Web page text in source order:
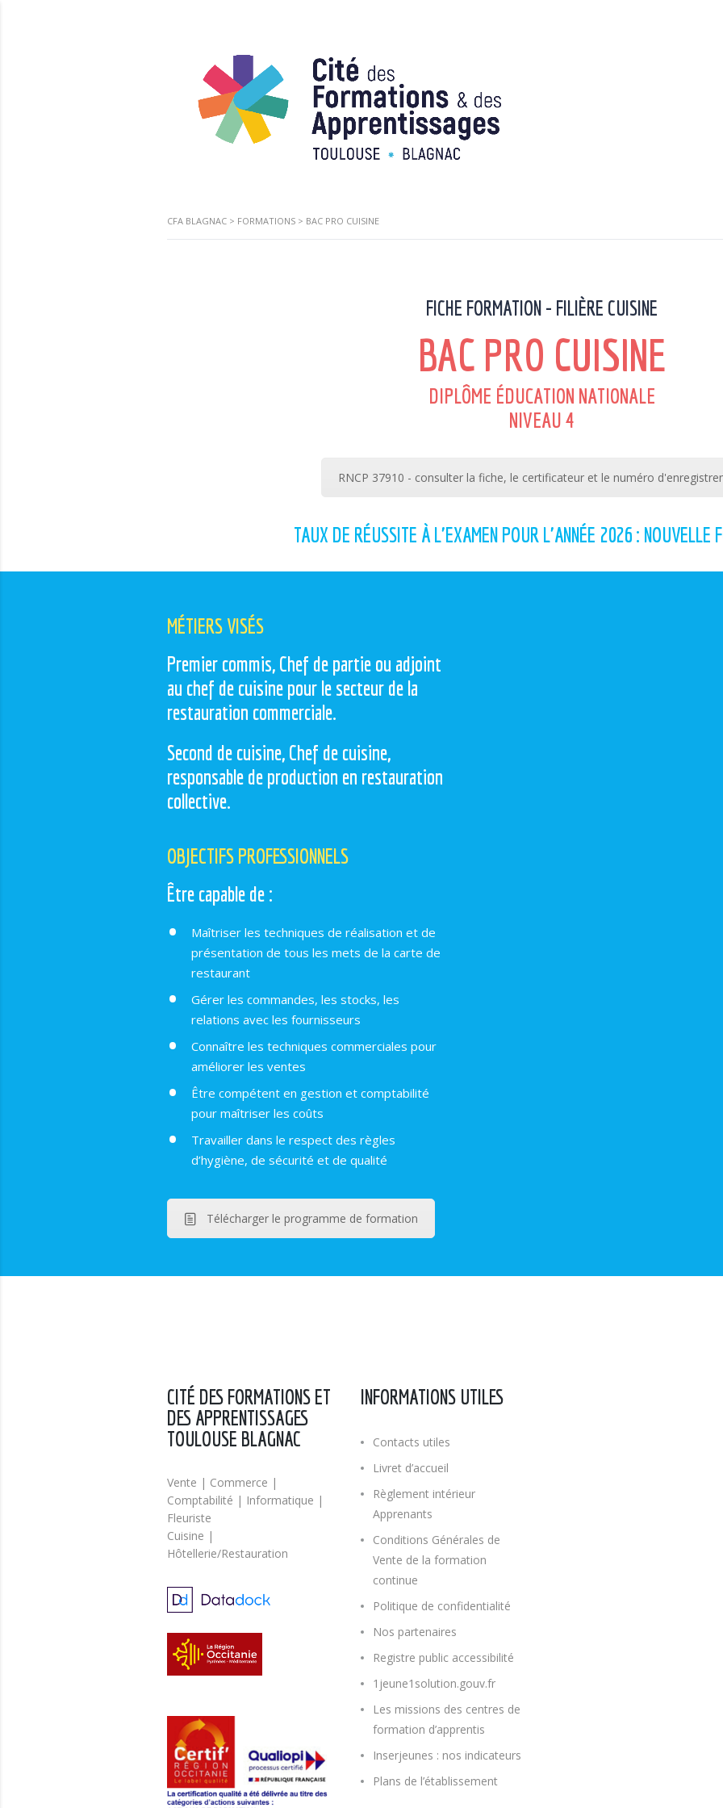
CFA BLAGNAC > FORMATIONS > BAC PRO CUISINE
FICHE FORMATION - FILIÈRE CUISINE
BAC PRO CUISINE
DIPLÔME ÉDUCATION NATIONALE
NIVEAU 4
RNCP 37910 - consulter la fiche, le certificateur et le numéro
TAUX DE RÉUSSITE À L'EXAMEN POUR L'ANNÉE 2026 : NOUVELLE
MÉTIERS VISÉS
Premier commis, Chef de partie ou adjoint
au chef de cuisine pour le secteur de la
restauration commerciale.
Second de cuisine, Chef de cuisine,
responsable de production en restauration
collective.
OBJECTIFS PROFESSIONNELS
Être capable de :
Maîtriser les techniques de réalisation et de
présentation de tous les mets de la carte de
restaurant
Gérer les commandes, les stocks, les
relations avec les fournisseurs
Connaître les techniques commerciales pour
améliorer les ventes
Être compétent en gestion et comptabilité
pour maîtriser les coûts
Travailler dans le respect des règles
d’hygiène, de sécurité et de qualité
Télécharger le programme de formation
CITÉ DES FORMATIONS ET
DES APPRENTISSAGES
TOULOUSE BLAGNAC
Vente | Commerce |
Comptabilité | Informatique |
Fleuriste
Cuisine |
Hôtellerie/Restauration
INFORMATIONS UTILES
Contacts utiles
Livret d’accueil
Règlement intérieur
Apprenants
Conditions Générales de
Vente de la formation
continue
Politique de confidentialité
Nos partenaires
Registre public accessibilité
1jeune1solution.gouv.fr
Les missions des centres de
formation d’apprentis
Inserjeunes : nos indicateurs
Plans de l’établissement